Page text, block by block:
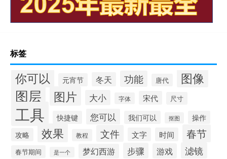
标签
你可以 元宵节 冬天 功能 唐代 图像
图层 图片 大小 字体 宋代 尺寸
工具 快捷键 您可以 我们可以 抠图
操作
攻略
效果 教程 文件 文字 时间 春节
春节期间 是一个 梦幻西游 步骤 游戏 滤镜